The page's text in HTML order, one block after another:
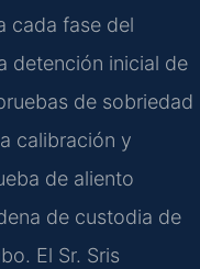
cada fase del
detención inicial de
de sobriedad
calibración y
de aliento
de custodia de
El Sr. Sris